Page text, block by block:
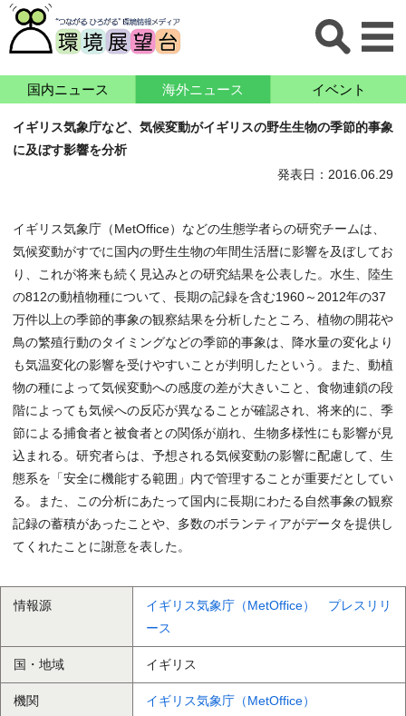
国内ニュース 海外ニュース イベント
イギリス気象庁など、気候変動がイギリスの野生生物の季節的事象
に及ぼす影響を分析
発表日：2016.06.29
イギリス気象庁（MetOffice）などの生態学者らの研究チームは、
気候変動がすでに国内の野生生物の年間生活暦に影響を及ぼしてお
り、これが将来も続く見込みとの研究結果を公表した。水生、陸生
の812の動植物種について、長期の記録を含む1960～2012年の37
万件以上の季節的事象の観察結果を分析したところ、植物の開花や
鳥の繁殖行動のタイミングなどの季節的事象は、降水量の変化より
も気温変化の影響を受けやすいことが判明したという。また、動植
物の種によって気候変動への感度の差が大きいこと、食物連鎖の段
階によっても気候への反応が異なることが確認され、将来的に、季
節による捕食者と被食者との関係が崩れ、生物多様性にも影響が見
込まれる。研究者らは、予想される気候変動の影響に配慮して、生
態系を「安全に機能する範囲」内で管理することが重要だとしてい
る。また、この分析にあたって国内に長期にわたる自然事象の観察
記録の蓄積があったことや、多数のボランティアがデータを提供し
てくれたことに謝意を表した。
情報源
イギリス気象庁（MetOffice） プレスリリ
ース
国・地域 イギリス
機関 イギリス気象庁（MetOffice）